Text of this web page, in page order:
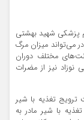
پزشکی شهید بهشتی
می‌تواند میزان مرگ
مختلف دوران
نیز از مضرات
ترویج تغذیه با شیر
با شیر مادر به